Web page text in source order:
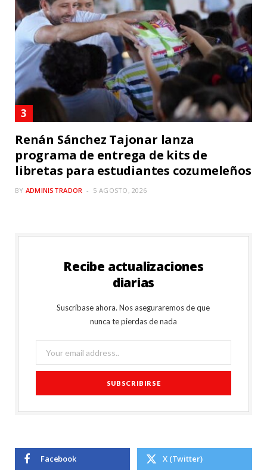
Renán Sánchez Tajonar lanza
programa de entrega de kits de
libretas para estudiantes cozumeleños
BY ADMINISTRADOR 5 AGOSTO, 2026
Recibe actualizaciones
diarias
Suscríbase ahora. Nos aseguraremos de que
nunca te pierdas de nada
Facebook X (Twitter)